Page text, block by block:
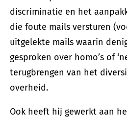
discriminatie en het
die foute mails versturen
uitgelekte mails waarin
gesproken over homo’s of
terugbrengen van het
overheid.
Ook heeft hij gewerkt aan